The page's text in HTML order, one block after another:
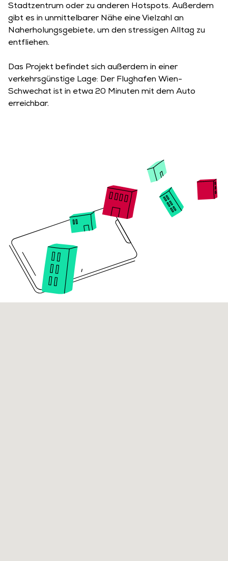
Stadtzentrum oder zu anderen Hotspots. Außerdem
gibt es in unmittelbarer Nähe eine Vielzahl an
Naherholungsgebiete, um den stressigen Alltag zu
entfliehen.
Das Projekt befindet sich außerdem in einer
verkehrsgünstige Lage: Der Flughafen Wien-
Schwechat ist in etwa 20 Minuten mit dem Auto
erreichbar.